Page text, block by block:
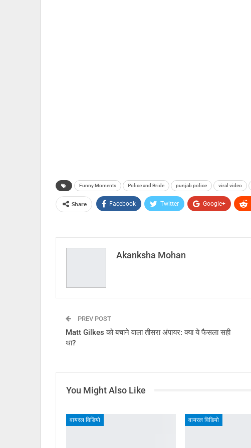
Funny Moments Police and Bride punjab police viral video
Share Facebook Twitter Google+
Akanksha Mohan
PREV POST
Matt Gilkes को बचाने वाला तीसरा अंपायर: क्या ये फैसला सही
था?
You Might Also Like
वायरल विडियो वायरल विडियो